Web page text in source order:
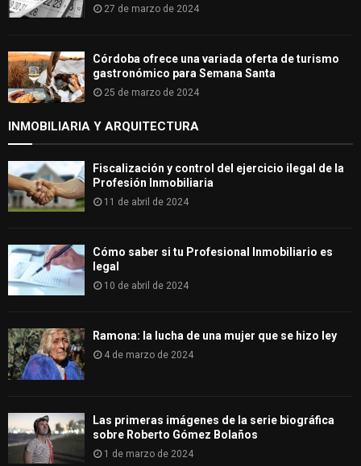
27 de marzo de 2024
Córdoba ofrece una variada oferta de turismo
gastronómico para Semana Santa
25 de marzo de 2024
INMOBILIARIA Y ARQUITECTURA
Fiscalización y control del ejercicio ilegal de la
Profesión Inmobiliaria
11 de abril de 2024
Cómo saber si tu Profesional Inmobiliario es
legal
10 de abril de 2024
Ramona: la lucha de una mujer que se hizo ley
4 de marzo de 2024
Las primeras imágenes de la serie biográfica
sobre Roberto Gómez Bolaños
1 de marzo de 2024